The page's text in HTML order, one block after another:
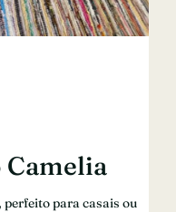
para casais ou